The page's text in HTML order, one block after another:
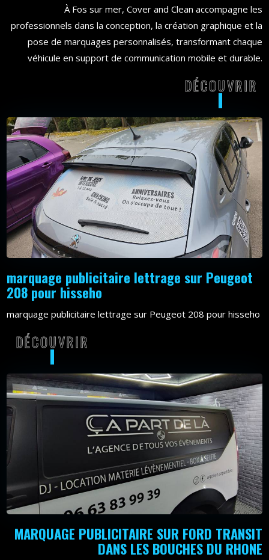
À Fos sur mer, Cover and Clean accompagne les
professionnels dans la conception, la création graphique et la
pose de marquages personnalisés, transformant chaque
véhicule en support de communication mobile et durable.
DÉCOUVRIR
marquage publicitaire lettrage sur Peugeot
208 pour hisseho
marquage publicitaire lettrage sur Peugeot 208 pour hisseho
DÉCOUVRIR
MARQUAGE PUBLICITAIRE SUR FORD TRANSIT
DANS LES BOUCHES DU RHONE